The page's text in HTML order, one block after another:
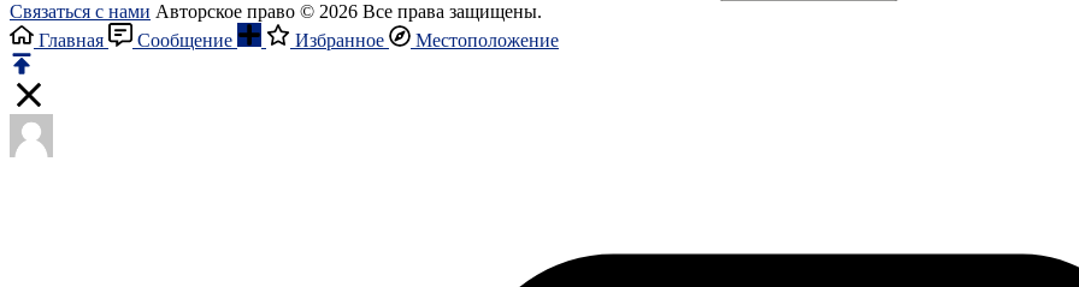
Связаться с нами Авторское право © 2026 Все права защищены.
Главная
Сообщение Избранное Местоположение